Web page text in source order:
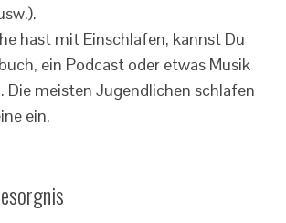
hast mit Einschlafen, kannst Du
ein Podcast oder etwas Musik
Die meisten Jugendlichen schlafen
ein.